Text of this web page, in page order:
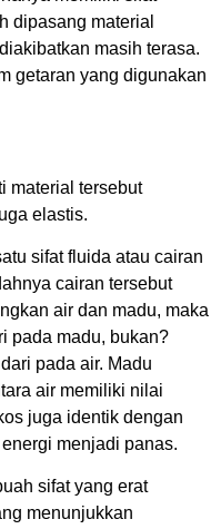
dipasang material
masih terasa.
getaran yang digunakan
material tersebut
elastis.
sifat fluida atau cairan
cairan tersebut
air dan madu, maka
pada madu, bukan?
pada air. Madu
air memiliki nilai
juga identik dengan
menjadi panas.
sifat yang erat
menunjukkan